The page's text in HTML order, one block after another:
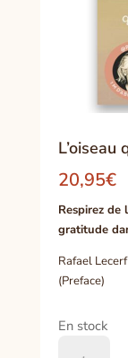
L’oiseau
20,95€
Respirez de
gratitude
Rafael
(Preface)
En stock